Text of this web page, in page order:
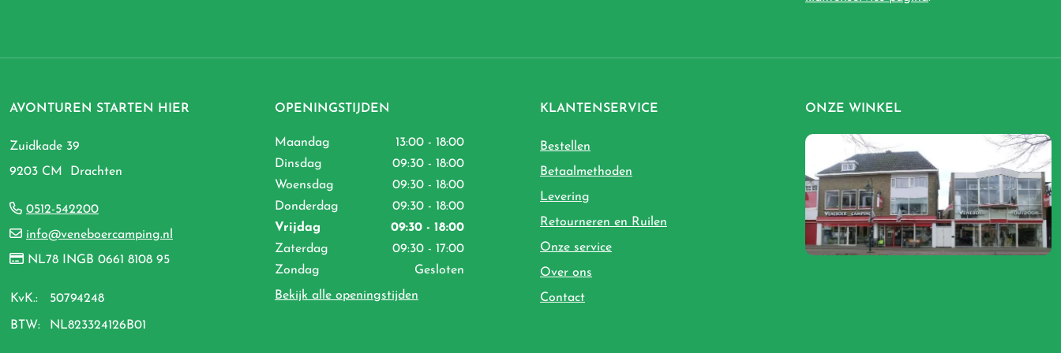
AVONTUREN STARTEN HIER
Zuidkade 39
9203 CM Drachten
0512-542200
info@veneboercamping.nl
NL78 INGB 0661 8108 95
KvK.: 50794248
BTW: NL823324126B01
OPENINGSTIJDEN
Maandag
13:00 - 18:00
Dinsdag
09:30 - 18:00
Woensdag
09:30 - 18:00
Donderdag
09:30 - 18:00
Vrijdag
09:30 - 18:00
Zaterdag
09:30 - 17:00
Zondag
Gesloten
Bekijk alle openingstijden
KLANTENSERVICE
Bestellen
Betaalmethoden
Levering
Retourneren en Ruilen
Onze service
Over ons
Contact
ONZE WINKEL